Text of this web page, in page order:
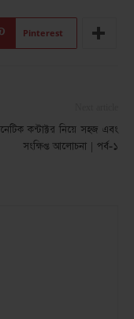
Pinterest
কন্টাক্টর নিয়ে সহজ এবং
সংক্ষিপ্ত আলোচনা | পর্ব-১